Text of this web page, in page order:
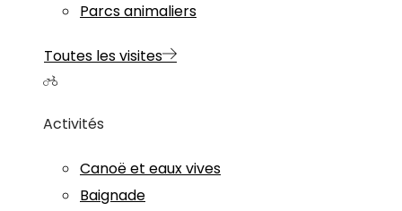
Parcs animaliers
Toutes les visites
Activités
Canoë et eaux vives
Baignade